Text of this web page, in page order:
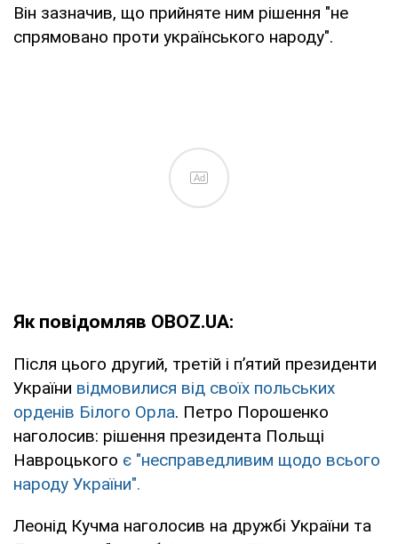
Він зазначив, що прийняте ним рішення "не
спрямовано проти українського народу".
Ad
Як повідомляв OBOZ.UA:
Після цього другий, третій і п’ятий президенти
України відмовилися від своїх польських
орденів Білого Орла. Петро Порошенко
наголосив: рішення президента Польщі
Навроцького є "несправедливим щодо всього
народу України".
Леонід Кучма наголосив на дружбі України та